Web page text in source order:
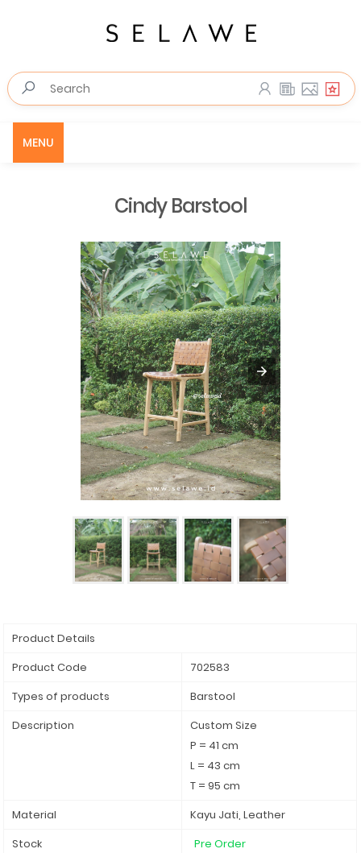
MENU
Cindy Barstool
Product Details
Product Code
702583
Types of products
Barstool
Description
Custom Size
P = 41 cm
L = 43 cm
T = 95 cm
Material
Kayu Jati, Leather
Stock
Pre Order